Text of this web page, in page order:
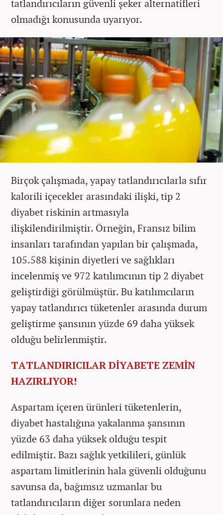
tatlandırıcıların güvenli şeker alternatifleri
olmadığı konusunda uyarıyor.
Birçok çalışmada, yapay tatlandırıcılarla sıfır
kalorili içecekler arasındaki ilişki, tip 2
diyabet riskinin artmasıyla
ilişkilendirilmiştir. Örneğin, Fransız bilim
insanları tarafından yapılan bir çalışmada,
105.588 kişinin diyetleri ve sağlıkları
incelenmiş ve 972 katılımcının tip 2 diyabet
geliştirdiği görülmüştür. Bu katılımcıların
yapay tatlandırıcı tüketenler arasında durum
geliştirme şansının yüzde 69 daha yüksek
olduğu belirlenmiştir.
TATLANDIRICILAR DİYABETE ZEMİN
HAZIRLIYOR!
Aspartam içeren ürünleri tüketenlerin,
diyabet hastalığına yakalanma şansının
yüzde 63 daha yüksek olduğu tespit
edilmiştir. Bazı sağlık yetkilileri, günlük
aspartam limitlerinin hala güvenli olduğunu
savunsa da, bağımsız uzmanlar bu
tatlandırıcıların diğer sorunlara neden